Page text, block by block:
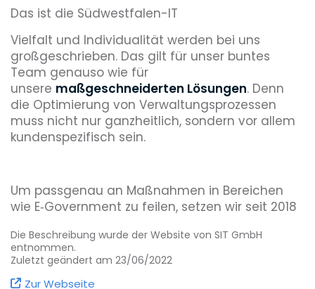
Das ist die Südwestfalen-IT
Vielfalt und Individualität werden bei uns
großgeschrieben. Das gilt für unser buntes
Team genauso wie für
unsere maßgeschneiderten Lösungen. Denn
die Optimierung von Verwaltungsprozessen
muss nicht nur ganzheitlich, sondern vor allem
kundenspezifisch sein.
Um passgenau an Maßnahmen in Bereichen
wie E‑Government zu feilen, setzen wir seit 2018
folgte nämlich nach jahrelanger enger
Zusammenarbeit der logische Schritt für
Citkomm
Die Beschreibung wurde der Website von SIT GmbH
entnommen.
Zuletzt geändert am 23/06/2022
Zur Webseite